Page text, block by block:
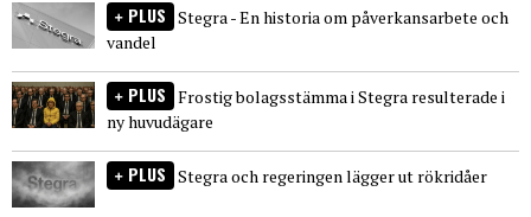
PLUS Stegra - En historia om påverkansarbete och
vandel
PLUS Frostig bolagsstämma i Stegra resulterade i
ny huvudägare
PLUS Stegra och regeringen lägger ut rökridåer